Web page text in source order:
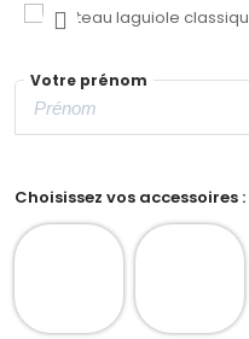
Votre prénom
Choisissez vos accessoires :